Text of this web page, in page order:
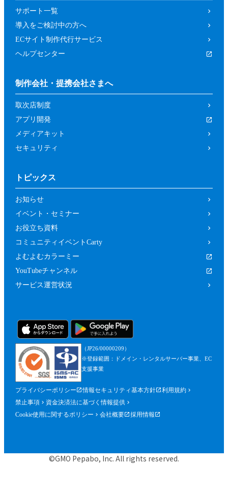
サポート一覧
導入をご検討中の方へ
ECサイト制作代行サービス
ヘルプセンター
制作会社・提携会社さまへ
取次店制度
アプリ開発
メディアキット
セキュリティ
トピックス
お知らせ
イベント・セミナー
お役立ち資料
コミュニティイベントCarty
よむよむカラーミー
YouTubeチャンネル
サービス運営状況
（JP26/00000209）
※登録範囲：ドメイン・レンタルサーバー事業、EC
支援事業
プライバシーポリシー 情報セキュリティ基本方針
利用規約
禁止事項
資金決済法に基づく情報提供
Cookie使用に関するポリシー
会社概要 採用情報
©GMO Pepabo, Inc. All rights reserved.